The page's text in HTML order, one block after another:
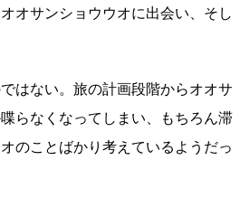
オサンショウウオに出会い、そし
はない。旅の計画段階からオオサ
らなくなってしまい、もちろん滞
のことばかり考えているようだっ